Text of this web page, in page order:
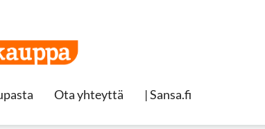
Ota yhteyttä | Sansa.fi